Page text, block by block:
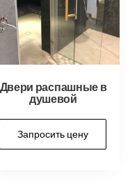
Двери распашные в
душевой